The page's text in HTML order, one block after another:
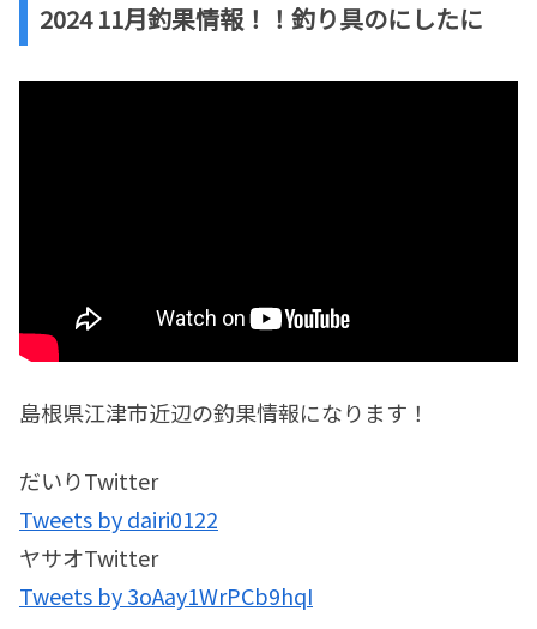
2024 11月釣果情報！！釣り具のにしたに
島根県江津市近辺の釣果情報になります！
だいりTwitter
Tweets by dairi0122
ヤサオTwitter
Tweets by 3oAay1WrPCb9hqI